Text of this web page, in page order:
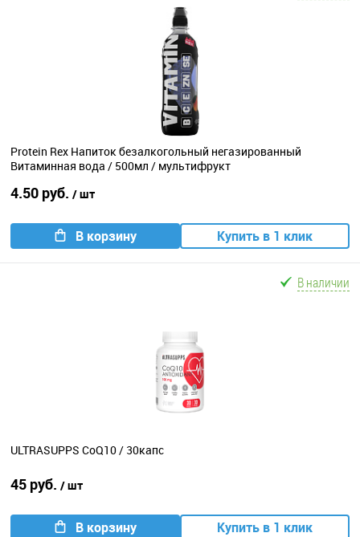
Protein Rex Напиток безалкогольный негазированный
Витаминная вода / 500мл / мультифрукт
4.50 руб. / шт
В корзину Купить в 1 клик
В наличии
ULTRASUPPS CoQ10 / 30капс
45 руб. / шт
В корзину Купить в 1 клик